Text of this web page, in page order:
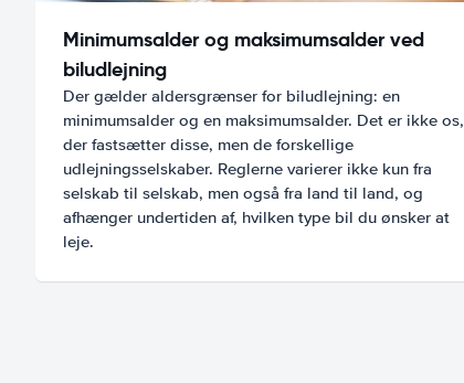
Minimumsalder og maksimumsalder ved
biludlejning
Der gælder aldersgrænser for biludlejning: en
minimumsalder og en maksimumsalder. Det er ikke os,
der fastsætter disse, men de forskellige
udlejningsselskaber. Reglerne varierer ikke kun fra
selskab til selskab, men også fra land til land, og
afhænger undertiden af, hvilken type bil du ønsker at
leje.